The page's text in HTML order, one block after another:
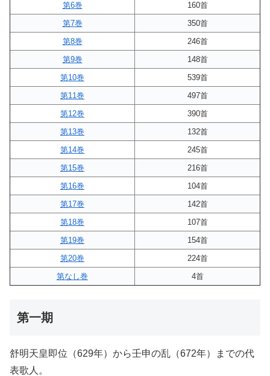
第6巻
160首
第7巻
350首
第8巻
246首
第9巻
148首
第10巻
539首
第11巻
497首
第12巻
390首
第13巻
132首
第14巻
245首
第15巻
216首
第16巻
104首
第17巻
142首
第18巻
107首
第19巻
154首
第20巻
224首
第なし巻
4首
第一期
舒明天皇即位（629年）から壬申の乱（672年）までの代
表歌人。